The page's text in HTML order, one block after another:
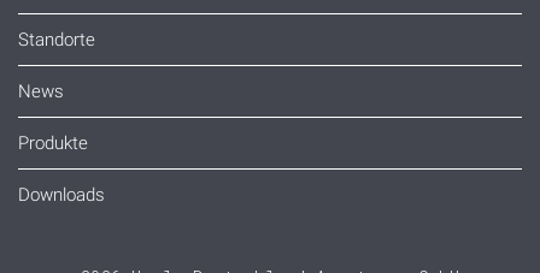
Standorte
News
Produkte
Downloads